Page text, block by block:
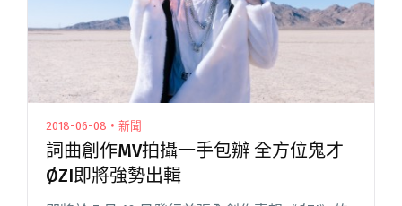
2018-06-08・新聞
詞曲創作MV拍攝一手包辦 全方位鬼才
ØZI即將強勢出輯